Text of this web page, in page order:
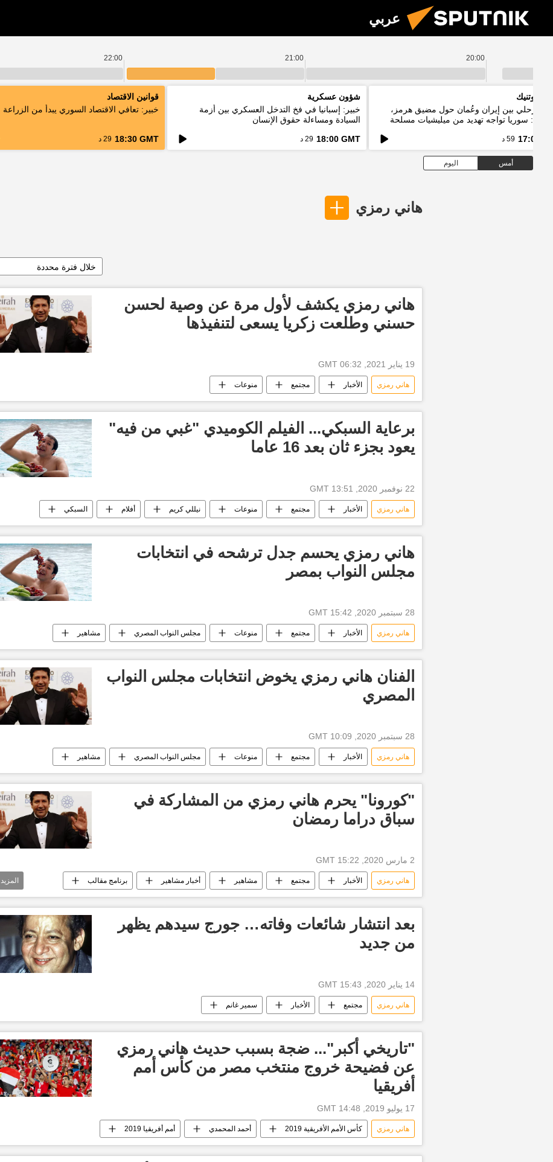
عربي
20:00
21:00
22:00
سبوتنيك
مرحلي بين إيران وعُمان حول مضيق هرمز،
سوريا تواجه تهديد من ميليشيات مسلحة
17:00 59 د
شؤون عسكرية
خبير: إسبانيا في فخ التدخل العسكري بين أزمة
السيادة ومساءلة حقوق الإنسان
18:00 GMT 29 د
قوانين الاقتصاد
خبير: تعافي الاقتصاد السوري يبدأ من الزراعة
18:30 GMT 29 د
أمس اليوم
هاني رمزي
خلال فترة محددة
هاني رمزي يكشف لأول مرة عن وصية لحسن
حسني وطلعت زكريا يسعى لتنفيذها
19 يناير 2021, 06:32 GMT
هاني رمزي الأخبار مجتمع منوعات
برعاية السبكي... الفيلم الكوميدي "غبي من فيه"
يعود بجزء ثان بعد 16 عاما
22 نوفمبر 2020, 13:51 GMT
هاني رمزي الأخبار مجتمع منوعات نيللي كريم أفلام السبكي
هاني رمزي يحسم جدل ترشحه في انتخابات
مجلس النواب بمصر
28 سبتمبر 2020, 15:42 GMT
هاني رمزي الأخبار مجتمع منوعات مجلس النواب المصري مشاهير
الفنان هاني رمزي يخوض انتخابات مجلس النواب
المصري
28 سبتمبر 2020, 10:09 GMT
هاني رمزي الأخبار مجتمع منوعات مجلس النواب المصري مشاهير
"كورونا" يحرم هاني رمزي من المشاركة في
سباق دراما رمضان
2 مارس 2020, 15:22 GMT
هاني رمزي الأخبار مجتمع مشاهير أخبار مشاهير برنامج مقالب
منوعات رمضان
المزيد
بعد انتشار شائعات وفاته… جورج سيدهم يظهر
من جديد
14 يناير 2020, 15:43 GMT
هاني رمزي مجتمع الأخبار سمير غانم
"تاريخي أكبر"... ضجة بسبب حديث هاني رمزي
عن فضيحة خروج منتخب مصر من كأس أمم
أفريقيا
17 يوليو 2019, 14:48 GMT
هاني رمزي كأس الأمم الأفريقية 2019 أحمد المحمدي أمم أفريقيا 2019